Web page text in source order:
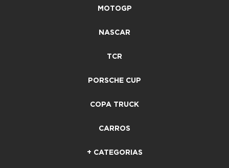
MOTOGP
NASCAR
TCR
PORSCHE CUP
COPA TRUCK
CARROS
+ CATEGORIAS